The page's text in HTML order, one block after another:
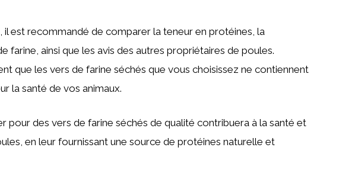
il est recommandé de comparer la teneur en protéines, la
farine, ainsi que les avis des autres propriétaires de poules.
que les vers de farine séchés que vous choisissez ne contiennent
la santé de vos animaux.
pour des vers de farine séchés de qualité contribuera à la santé et
en leur fournissant une source de protéines naturelle et